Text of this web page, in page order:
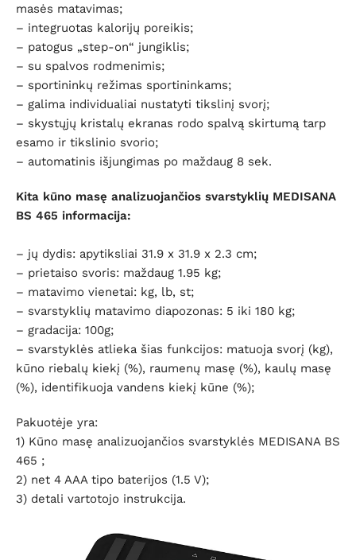
masės matavimas;
– integruotas kalorijų poreikis;
– patogus „step-on“ jungiklis;
– su spalvos rodmenimis;
– sportininkų režimas sportininkams;
– galima individualiai nustatyti tikslinį svorį;
– skystųjų kristalų ekranas rodo spalvą skirtumą tarp
esamo ir tikslinio svorio;
– automatinis išjungimas po maždaug 8 sek.
Kita kūno masę analizuojančios svarstyklių MEDISANA
BS 465 informacija:
– jų dydis: apytiksliai 31.9 x 31.9 x 2.3 cm;
– prietaiso svoris: maždaug 1.95 kg;
– matavimo vienetai: kg, lb, st;
– svarstyklių matavimo diapozonas: 5 iki 180 kg;
– gradacija: 100g;
– svarstyklės atlieka šias funkcijos: matuoja svorį (kg),
kūno riebalų kiekį (%), raumenų masę (%), kaulų masę
(%), identifikuoja vandens kiekį kūne (%);
Pakuotėje yra:
1) Kūno masę analizuojančios svarstyklės MEDISANA BS
465 ;
2) net 4 AAA tipo baterijos (1.5 V);
3) detali vartotojo instrukcija.